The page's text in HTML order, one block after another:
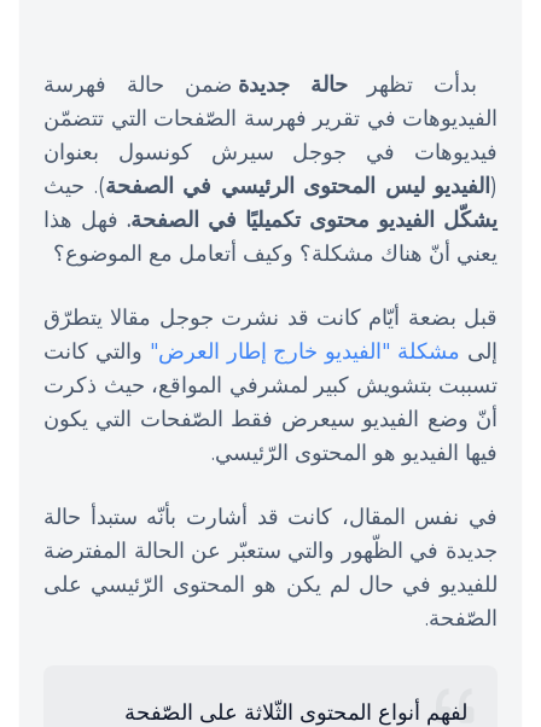
بدأت تظهرحالة جديدة ضمن حالة فهرسة
الفيديوهات في تقرير فهرسة الصّفحات التي تتضمّن
فيديوهات في جوجل سيرش كونسول بعنوان
( الفيديو ليس المحتوى الرئيسي في الصفحة). حيث
يشكّل الفيديو محتوى تكميليًا في الصفحة. فهل هذا
يعني أنّ هناك مشكلة؟ وكيف أتعامل مع الموضوع؟
قبل بضعة أيّام كانت قد نشرت جوجل مقالا يتطرّق
إلى مشكلة "الفيديو خارج إطار العرض" والتي كانت
تسببت بتشويش كبير لمشرفي المواقع، حيث ذكرت
أنّ وضع الفيديو سيعرض فقط الصّفحات التي يكون
فيها الفيديو هو المحتوى الرّئيسي.
في نفس المقال، كانت قد أشارت بأنّه ستبدأ حالة
جديدة في الظّهور والتي ستعبّر عن الحالة المفترضة
للفيديو في حال لم يكن هو المحتوى الرّئيسي على
الصّفحة.
لفهم أنواع المحتوى الثّلاثة على الصّفحة